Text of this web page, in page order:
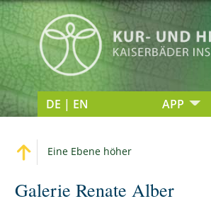
DE | EN APP
Eine Ebene höher
Galerie Renate Alber